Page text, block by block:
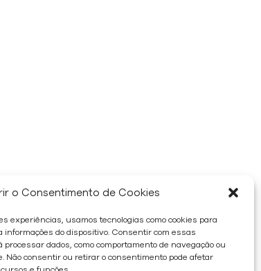
o Consentimento de Cookies
experiências, usamos tecnologias como cookies para
informações do dispositivo. Consentir com essas
dados, como comportamento de navegação ou
Não consentir ou retirar o consentimento pode afetar